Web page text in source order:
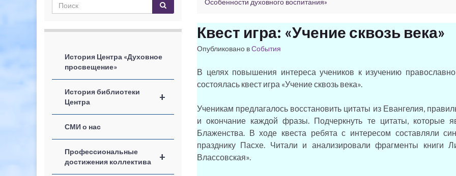
История Центра «Духовное
просвещение»
+
История библиотеки
Центра
СМИ о нас
+
Профессиональные
достижения коллектива
Особенности духовного воспитания»
Квест игра: «Учение сквозь века»
Опубликовано вСобытия
В целях повышения интереса учеников к изучению
состоялась квест игра «Учение сквозь века».
Ученикам предлагалось восстановить цитаты из Евангелия,
и окончание каждой фразы. Подчеркнуть те цитаты, которые
Блаженства. В ходе квеста ребята с интересом составляли
празднику Пасхе. Читали и анализировали фрагменты книги
Влассовская».